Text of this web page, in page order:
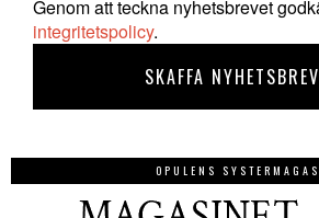
Genom att teckna nyhetsbrevet
integritetspolicy.
OPULENS